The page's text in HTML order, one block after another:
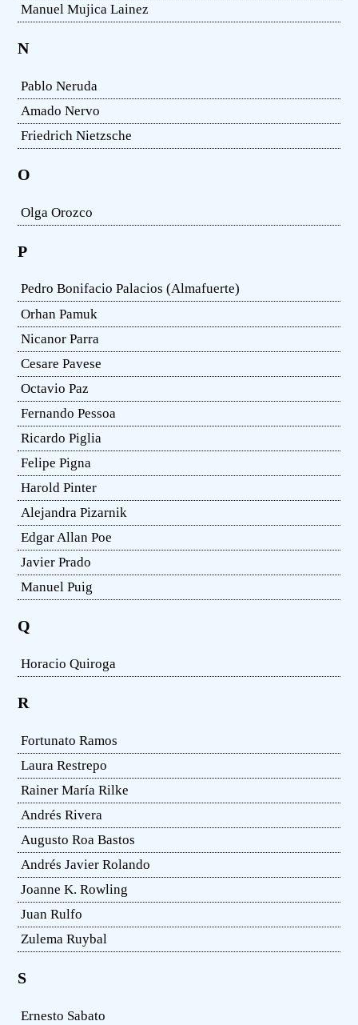
Manuel Mujica Lainez
N
Pablo Neruda
Amado Nervo
Friedrich Nietzsche
O
Olga Orozco
P
Pedro Bonifacio Palacios (Almafuerte)
Orhan Pamuk
Nicanor Parra
Cesare Pavese
Octavio Paz
Fernando Pessoa
Ricardo Piglia
Felipe Pigna
Harold Pinter
Alejandra Pizarnik
Edgar Allan Poe
Javier Prado
Manuel Puig
Q
Horacio Quiroga
R
Fortunato Ramos
Laura Restrepo
Rainer María Rilke
Andrés Rivera
Augusto Roa Bastos
Andrés Javier Rolando
Joanne K. Rowling
Juan Rulfo
Zulema Ruybal
S
Ernesto Sabato